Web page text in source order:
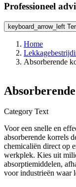
Professioneel
keyboard_arrow_left
Home
Absorberende
Category Text
Voor een snelle en
absorberende korrels
chemicaliën direct op
werkplek. Kies uit
absorptiemiddelen,
voor industrieën waar